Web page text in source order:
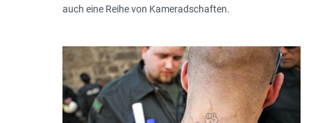
auch eine Reihe von Kameradschaften.